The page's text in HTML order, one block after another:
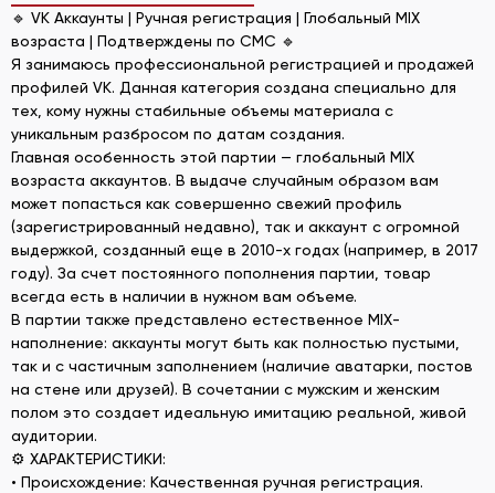
🔹 VK Аккаунты | Ручная регистрация | Глобальный MIX
возраста | Подтверждены по СМС 🔹
Я занимаюсь профессиональной регистрацией и продажей
профилей VK. Данная категория создана специально для
тех, кому нужны стабильные объемы материала с
уникальным разбросом по датам создания.
Главная особенность этой партии — глобальный MIX
возраста аккаунтов. В выдаче случайным образом вам
может попасться как совершенно свежий профиль
(зарегистрированный недавно), так и аккаунт с огромной
выдержкой, созданный еще в 2010-х годах (например, в 2017
году). За счет постоянного пополнения партии, товар
всегда есть в наличии в нужном вам объеме.
В партии также представлено естественное MIX-
наполнение: аккаунты могут быть как полностью пустыми,
так и с частичным заполнением (наличие аватарки, постов
на стене или друзей). В сочетании с мужским и женским
полом это создает идеальную имитацию реальной, живой
аудитории.
⚙️ ХАРАКТЕРИСТИКИ:
• Происхождение: Качественная ручная регистрация.